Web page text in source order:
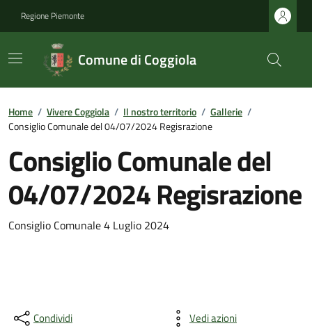
Regione Piemonte
Comune di Coggiola
Home / Vivere Coggiola / Il nostro territorio / Gallerie /
Consiglio Comunale del 04/07/2024 Regisrazione
Consiglio Comunale del
04/07/2024 Regisrazione
Consiglio Comunale 4 Luglio 2024
Condividi Vedi azioni